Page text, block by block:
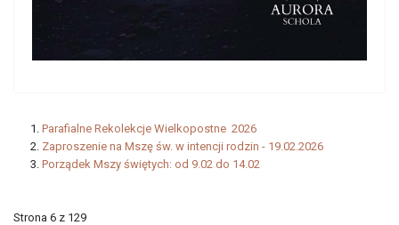
Parafialne Rekolekcje Wielkopostne 2026
Zaproszenie na Mszę św. w intencji rodzin - 19.02.2026
Porządek Mszy świętych: od 9.02 do 14.02
Strona 6 z 129